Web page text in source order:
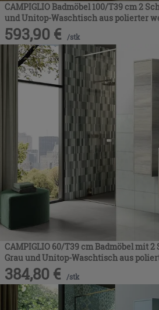
CAMPIGLIO Badmöbel 100/T39 cm 2
und Unitop-Waschtisch aus polierter
593,90 € /stk
CAMPIGLIO 60/T39 cm Badmöbel mit
Grau und Unitop-Waschtisch aus
384,80 € /stk